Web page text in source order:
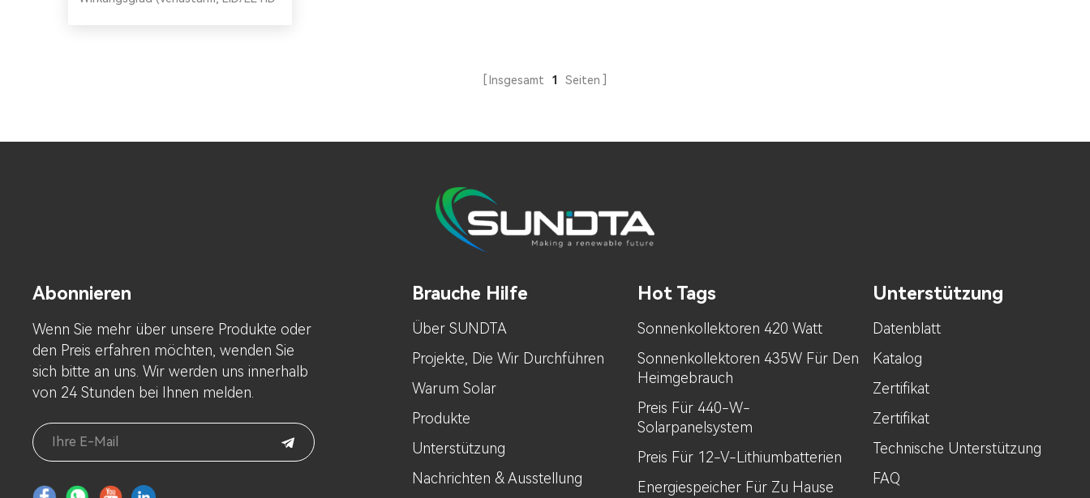
Insgesamt 1 Seiten
Abonnieren
Wenn Sie mehr über unsere Produkte oder
den Preis erfahren möchten, wenden Sie
sich bitte an uns. Wir werden uns innerhalb
von 24 Stunden bei Ihnen melden.
Brauche Hilfe
Über SUNDTA
Projekte, Die Wir Durchführen
Warum Solar
Produkte
Unterstützung
Nachrichten & Ausstellung
Hot Tags
Sonnenkollektoren 420 Watt
Sonnenkollektoren 435W Für Den
Heimgebrauch
Preis Für 440-W-
Solarpanelsystem
Preis Für 12-V-Lithiumbatterien
Energiespeicher Für Zu Hause
Unterstützung
Datenblatt
Katalog
Zertifikat
Zertifikat
Technische Unterstützung
FAQ